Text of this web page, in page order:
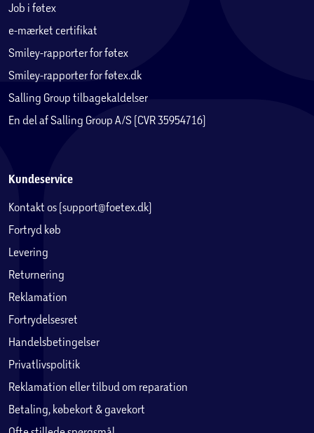
Job i føtex
e-mærket certifikat
Smiley-rapporter for føtex
Smiley-rapporter for føtex.dk
Salling Group tilbagekaldelser
En del af Salling Group A/S (CVR 35954716)
Kundeservice
Kontakt os (support@foetex.dk)
Fortryd køb
Levering
Returnering
Reklamation
Fortrydelsesret
Handelsbetingelser
Privatlivspolitik
Reklamation eller tilbud om reparation
Betaling, købekort & gavekort